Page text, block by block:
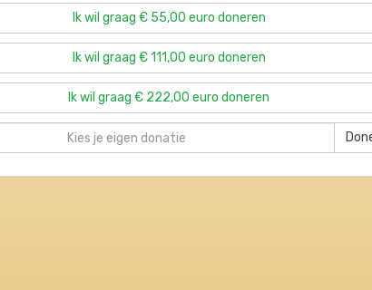
Ik wil graag € 55,00 euro doneren
Ik wil graag € 111,00 euro doneren
Ik wil graag € 222,00 euro doneren